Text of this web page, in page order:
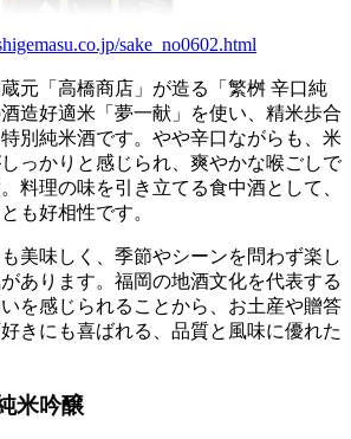
sake_no0602.html
元「高橋商店」が造る「繁桝 辛口純
造好適米「夢一献」を使い、精米歩合
別純米酒です。やや辛口ながらも、米
っかりと感じられ、爽やかな喉ごしで
料理の味を引き立てる食中酒として、
も好相性です。
美味しく、季節やシーンを問わず楽し
あります。福岡の地酒文化を代表する
を感じられることから、お土産や贈答
きにも喜ばれる、品質と風味に優れた
米吟醸